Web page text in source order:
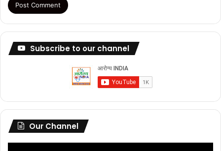
Subscribe to our channel
Our Channel